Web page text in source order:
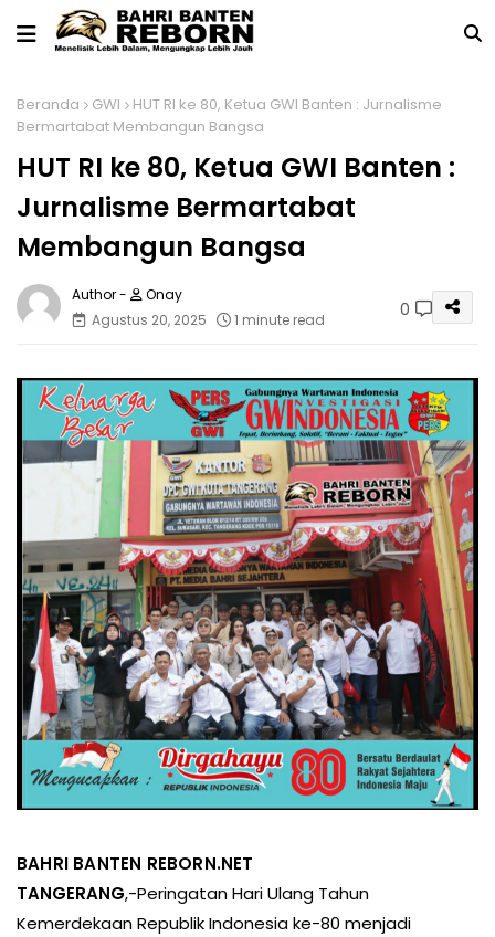
Beranda GWI
HUT RI ke 80, Ketua GWI Banten : Jurnalisme
Bermartabat Membangun Bangsa
HUT RI ke 80, Ketua GWI Banten :
Jurnalisme Bermartabat
Membangun Bangsa
Onay
Agustus 20, 2025
1 minute read 0
BAHRI BANTEN REBORN.NET
TANGERANG,-Peringatan Hari Ulang Tahun
Kemerdekaan Republik Indonesia ke-80 menjadi